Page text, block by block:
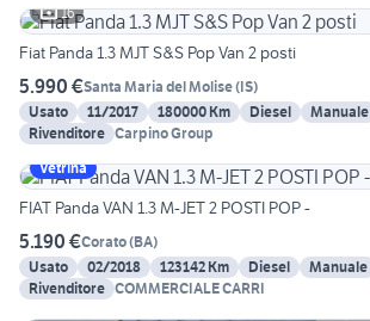
16
Fiat Panda 1.3 MJT S&S Pop Van 2 posti
5.990 €Santa Maria del Molise(IS)
Usato
11/2017 180000 Km Diesel Manuale
Rivenditore Carpino Group
Vetrina
FIAT Panda VAN 1.3 M-JET 2 POSTI POP -
5.190 €Corato(BA)
Usato
02/2018 123142 Km Diesel Manuale
Rivenditore COMMERCIALE CARRI